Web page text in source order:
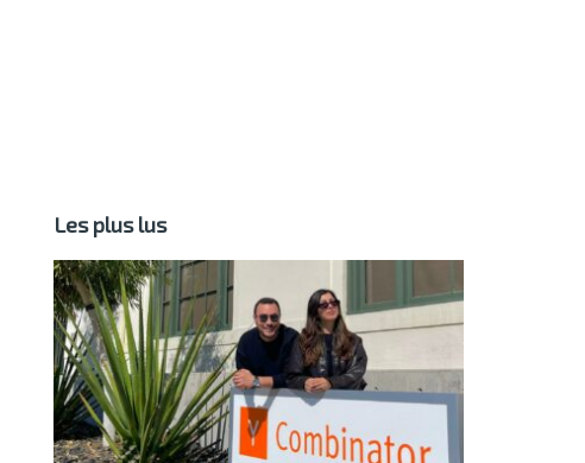
Les plus lus